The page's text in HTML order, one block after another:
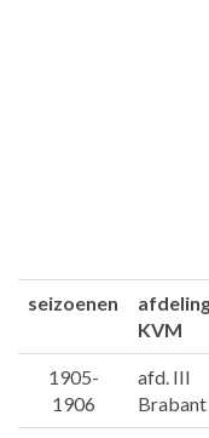
seizoenen
KVM
1905-
1906
afd. III
Brabant